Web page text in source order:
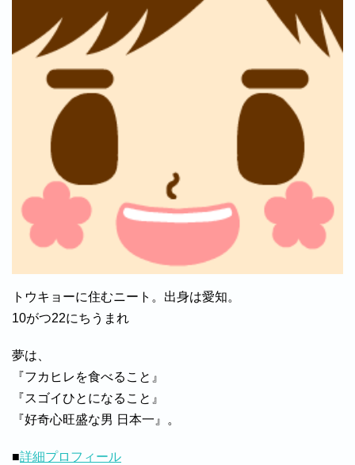
トウキョーに住むニート。出身は愛知。
10がつ22にちうまれ
夢は、
『フカヒレを食べること』
『スゴイひとになること』
『好奇心旺盛な男 日本一』。
■詳細プロフィール